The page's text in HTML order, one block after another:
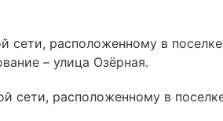
сети, расположенному в
– улица Озёрная.
сети, расположенному в